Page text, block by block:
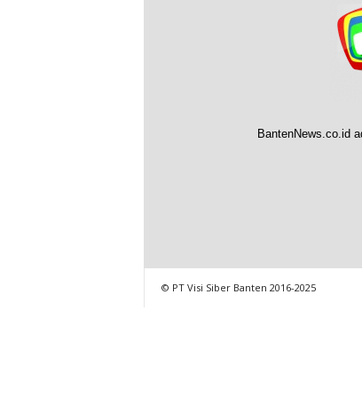
BantenNews.co.id
© PT Visi Siber Banten 2016-2025